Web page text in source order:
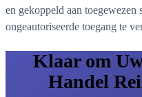
en gekoppeld aan toegewezen
ongeautoriseerde toegang te
Klaar om
Handel